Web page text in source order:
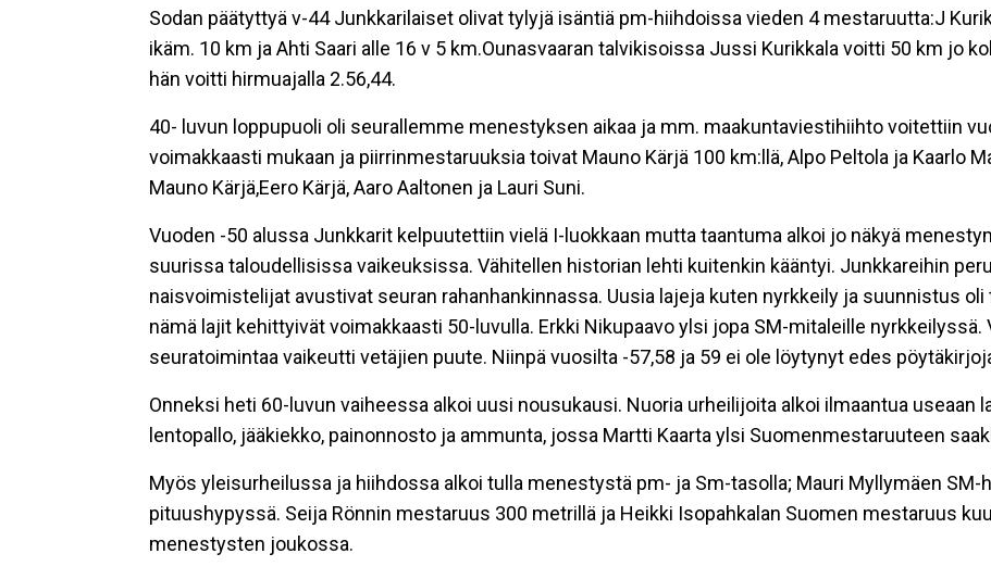
Sodan päätyttyä v-44 Junkkarilaiset olivat tylyjä isäntiä pm-hiihdoissa vieden 4 mestaruutta:J
ikäm. 10 km ja Ahti Saari alle 16 v 5 km.Ounasvaaran talvikisoissa Jussi Kurikkala voitti 50 km jo
hän voitti hirmuajalla 2.56,44.
40- luvun loppupuoli oli seurallemme menestyksen aikaa ja mm. maakuntaviestihiihto voitettiin
voimakkaasti mukaan ja piirrinmestaruuksia toivat Mauno Kärjä 100 km:llä, Alpo Peltola ja Kaarlo
Mauno Kärjä,Eero Kärjä, Aaro Aaltonen ja Lauri Suni.
Vuoden -50 alussa Junkkarit kelpuutettiin vielä I-luokkaan mutta taantuma alkoi jo näkyä
suurissa taloudellisissa vaikeuksissa. Vähitellen historian lehti kuitenkin kääntyi. Junkkareihin
naisvoimistelijat avustivat seuran rahanhankinnassa. Uusia lajeja kuten nyrkkeily ja suunnistus
nämä lajit kehittyivät voimakkaasti 50-luvulla. Erkki Nikupaavo ylsi jopa SM-mitaleille
seuratoimintaa vaikeutti vetäjien puute. Niinpä vuosilta -57,58 ja 59 ei ole löytynyt edes
Onneksi heti 60-luvun vaiheessa alkoi uusi nousukausi. Nuoria urheilijoita alkoi ilmaantua useaan
lentopallo, jääkiekko, painonnosto ja ammunta, jossa Martti Kaarta ylsi Suomenmestaruuteen
Myös yleisurheilussa ja hiihdossa alkoi tulla menestystä pm- ja Sm-tasolla; Mauri Myllymäen SM-
pituushypyssä. Seija Rönnin mestaruus 300 metrillä ja Heikki Isopahkalan Suomen mestaruus
menestysten joukossa.